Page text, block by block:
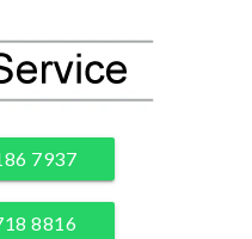
7937
8816